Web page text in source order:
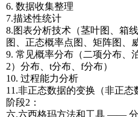
6. 数据收集整理
7.描述性统计
8.图表分析技术（茎叶图、箱
图、正态概率点图、矩阵图、
9. 常见概率分布（二项分布、
2）分布、t分布、f分布）
10. 过程能力分析
11.非正态数据的变换（非正态
阶段2：
六.六西格玛方法和工具 ——